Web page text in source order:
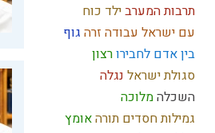
תרבות המערבילד כוח
עם ישראל עבודה זרה גוף
בין אדם לחבירורצון
סגולת ישראל נגלה
השכלהמלוכה
גמילות חסדים תורהאומץ